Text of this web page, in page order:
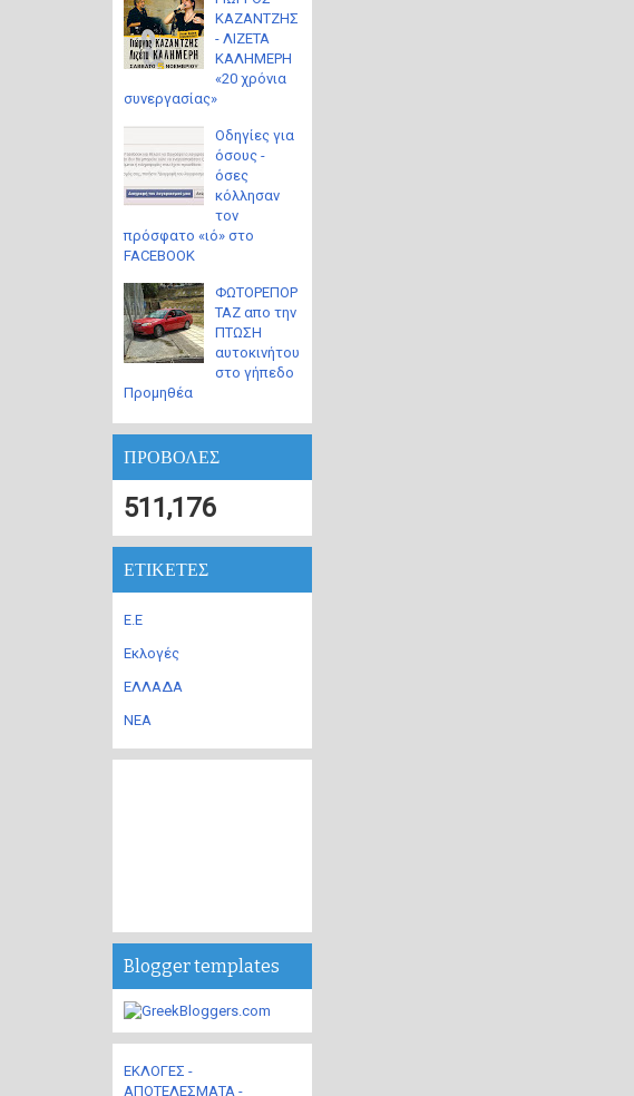
ΚΑΖΑΝΤΖΗΣ
- ΛΙΖΕΤΑ
ΚΑΛΗΜΕΡΗ
«20 χρόνια
συνεργασίας»
Οδηγίες για
όσους -
όσες
κόλλησαν
τον
πρόσφατο «ιό» στο
FACEBOOK
ΦΩΤΟΡΕΠΟΡ
ΤΑΖ απο την
ΠΤΩΣΗ
αυτοκινήτου
στο γήπεδο
Προμηθέα
ΠΡΟΒΟΛΕΣ
511,176
ΕΤΙΚΕΤΕΣ
Ε.Ε
Εκλογές
ΕΛΛΑΔΑ
ΝΕΑ
Blogger templates
ΕΚΛΟΓΕΣ -
ΑΠΟΤΕΛΕΣΜΑΤΑ -